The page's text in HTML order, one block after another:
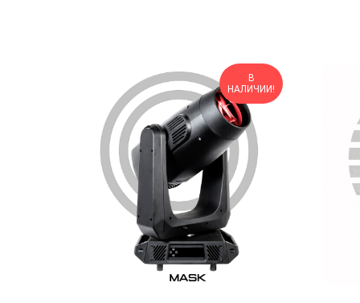
В
НАЛИЧИИ!